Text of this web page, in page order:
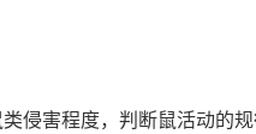
侵害程度，判断鼠活动的